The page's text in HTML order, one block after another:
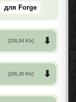
для Forge
[226,04 Kb]
[226,20 Kb]